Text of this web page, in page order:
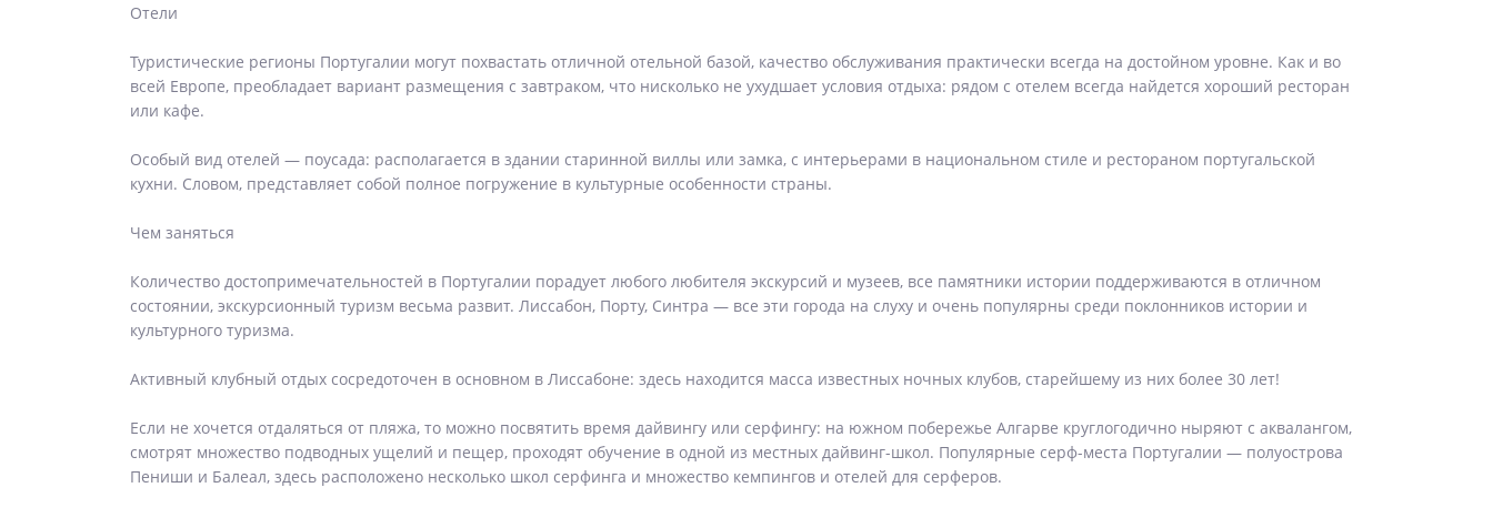
Отели
Туристические регионы Португалии могут похвастать отличной отельной базой, качество обслуживания практически всегда на достойном уровне. Как и во
всей Европе, преобладает вариант размещения с завтраком, что нисколько не ухудшает условия отдыха: рядом с отелем всегда найдется хороший ресторан
или кафе.
Особый вид отелей — поусада: располагается в здании старинной виллы или замка, с интерьерами в национальном стиле и рестораном португальской
кухни. Словом, представляет собой полное погружение в культурные особенности страны.
Чем заняться
Количество достопримечательностей в Португалии порадует любого любителя экскурсий и музеев, все памятники истории поддерживаются в отличном
состоянии, экскурсионный туризм весьма развит. Лиссабон, Порту, Синтра — все эти города на слуху и очень популярны среди поклонников истории и
культурного туризма.
Активный клубный отдых сосредоточен в основном в Лиссабоне: здесь находится масса известных ночных клубов, старейшему из них более 30 лет!
Если не хочется отдаляться от пляжа, то можно посвятить время дайвингу или серфингу: на южном побережье Алгарве круглогодично ныряют с аквалангом,
смотрят множество подводных ущелий и пещер, проходят обучение в одной из местных дайвинг-школ. Популярные серф-места Португалии — полуострова
Пениши и Балеал, здесь расположено несколько школ серфинга и множество кемпингов и отелей для серферов.